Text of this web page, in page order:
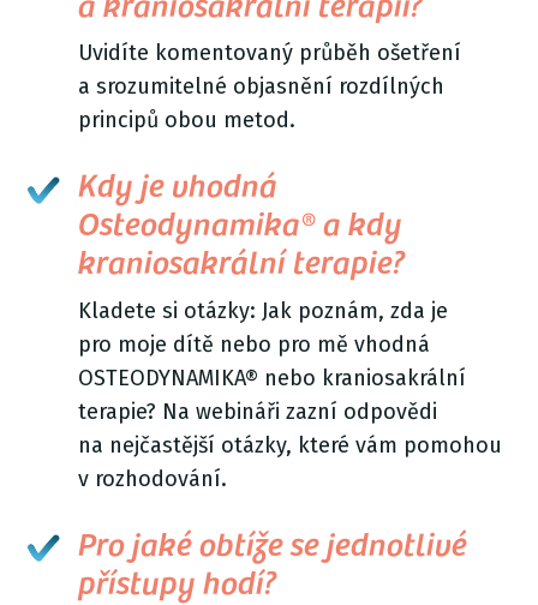
a kraniosakrální terapií?
Uvidíte komentovaný průběh ošetření
a srozumitelné objasnění rozdílných
principů obou metod.
Kdy je vhodná
Osteodynamika® a kdy
kraniosakrální terapie?
Kladete si otázky: Jak poznám, zda je
pro moje dítě nebo pro mě vhodná
OSTEODYNAMIKA® nebo kraniosakrální
terapie? Na webináři zazní odpovědi
na nejčastější otázky, které vám pomohou
v rozhodování.
Pro jaké obtíže se jednotlivé
přístupy hodí?